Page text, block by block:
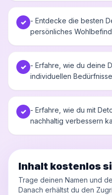
✓ - Entdecke die besten
persönliches
✓ - Erfahre, wie du deine
individuellen
✓ - Erfahre, wie du mit
nachhaltig verbessern
Inhalt kostenlos
Trage deinen Namen und
Danach erhältst du den